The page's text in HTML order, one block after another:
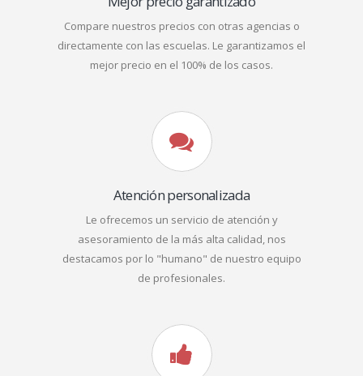
Compare nuestros precios con otras agencias o
directamente con las escuelas. Le garantizamos el
mejor precio en el 100% de los casos.
Atención personalizada
Le ofrecemos un servicio de atención y
asesoramiento de la más alta calidad, nos
destacamos por lo "humano" de nuestro equipo
de profesionales.